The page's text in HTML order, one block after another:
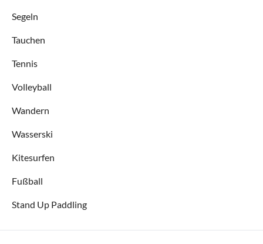
Segeln
Tauchen
Tennis
Volleyball
Wandern
Wasserski
Kitesurfen
Fußball
Stand Up Paddling